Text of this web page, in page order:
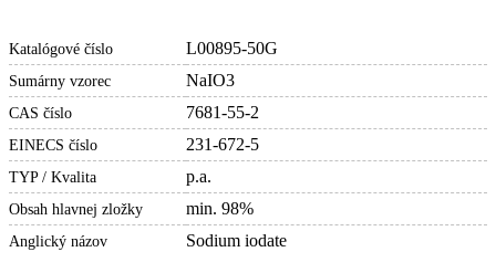
Katalógové číslo L00895-50G
Sumárny vzorec NaIO3
CAS číslo 7681-55-2
EINECS číslo 231-672-5
TYP / Kvalita p.a.
Obsah hlavnej zložky min. 98%
Anglický názov Sodium iodate